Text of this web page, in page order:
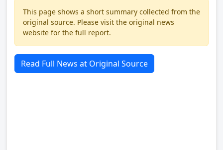
This page shows a short summary collected from the
original source. Please visit the original news
website for the full report.
Read Full News at Original Source